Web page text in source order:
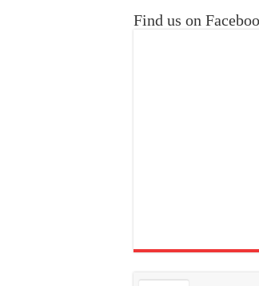
Find us on